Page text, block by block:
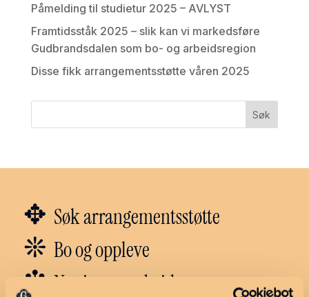
Påmelding til studietur 2025 – AVLYST
Framtidsståk 2025 – slik kan vi markedsføre
Gudbrandsdalen som bo- og arbeidsregion
Disse fikk arrangementsstøtte våren 2025
✥ Søk arrangementsstøtte
❊ Bo og oppleve
❇︎ Næring og arbeid